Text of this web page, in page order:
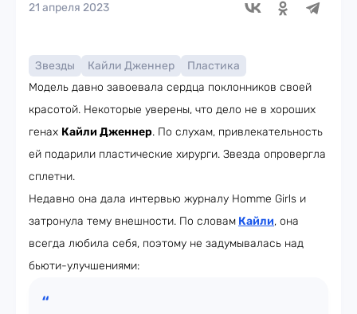
21 апреля 2023
Звезды Кайли Дженнер
Пластика
Модель давно завоевала сердца поклонников своей
красотой. Некоторые уверены, что дело не в хороших
генах Кайли Дженнер. По слухам, привлекательность
ей подарили пластические хирурги. Звезда опровергла
сплетни.
Недавно она дала интервью журналу Homme Girls и
затронула тему внешности. По словам Кайли, она
всегда любила себя, поэтому не задумывалась над
бьюти-улучшениями: